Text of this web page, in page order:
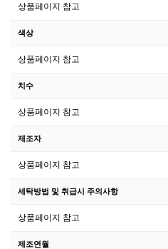
상품페이지 참고
색상
상품페이지 참고
치수
상품페이지 참고
제조자
상품페이지 참고
세탁방법 및 취급시 주의사항
상품페이지 참고
제조연월